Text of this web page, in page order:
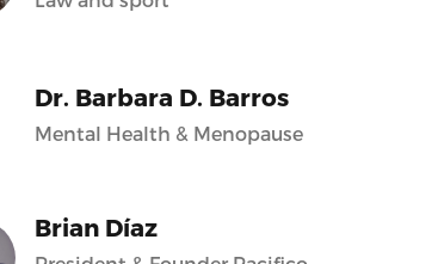
Dr. Barbara D. Barros
Mental Health & Menopause
Brian Díaz